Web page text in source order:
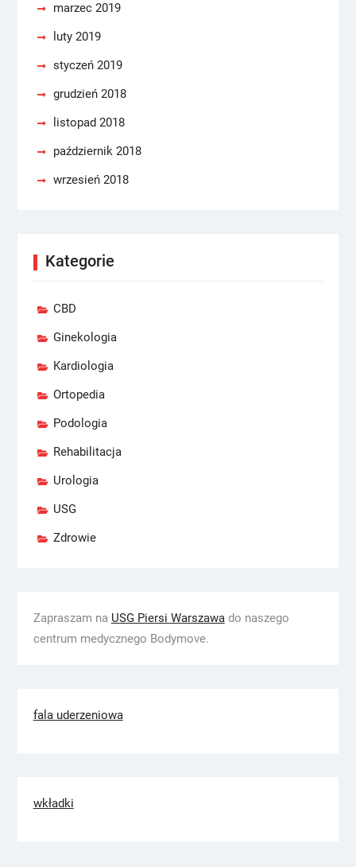
marzec 2019
luty 2019
styczeń 2019
grudzień 2018
listopad 2018
październik 2018
wrzesień 2018
Kategorie
CBD
Ginekologia
Kardiologia
Ortopedia
Podologia
Rehabilitacja
Urologia
USG
Zdrowie
Zapraszam na USG Piersi Warszawado naszego
centrum medycznego Bodymove.
fala uderzeniowa
wkładki